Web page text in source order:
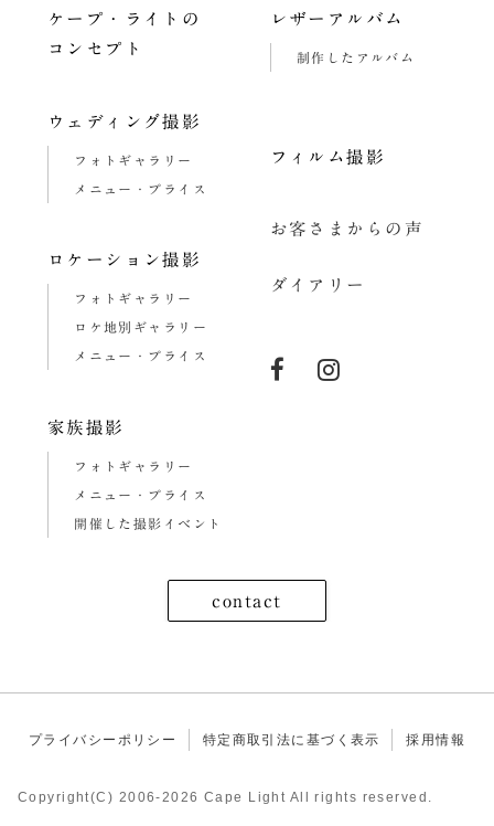
ケープ・ライトの
コンセプト
ウェディング撮影
フォトギャラリー
メニュー・プライス
ロケーション撮影
フォトギャラリー
ロケ地別ギャラリー
メニュー・プライス
家族撮影
フォトギャラリー
メニュー・プライス
開催した撮影イベント
レザーアルバム
制作したアルバム
フィルム撮影
お客さまからの声
ダイアリー
contact
プライバシーポリシー 特定商取引法に基づく表示 採用情報
Copyright(C) 2006-2026 Cape Light All rights reserved.